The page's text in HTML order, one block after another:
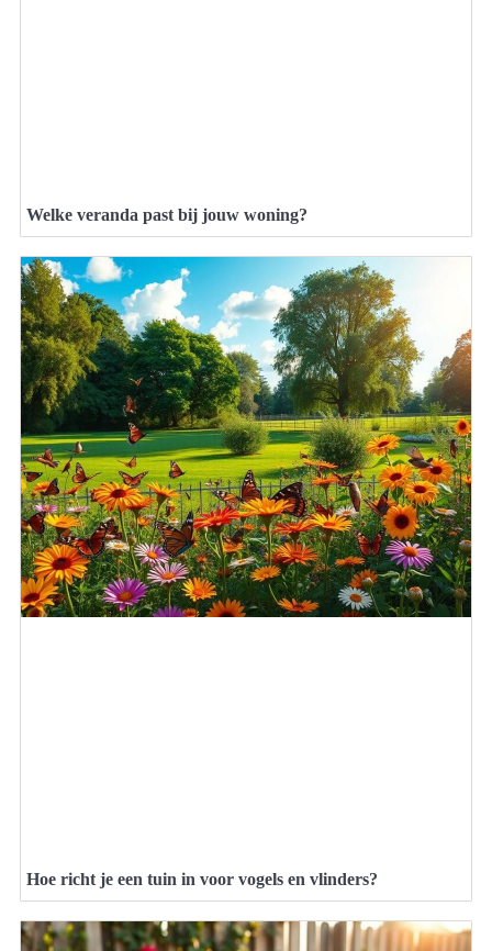
Welke veranda past bij jouw woning?
Hoe richt je een tuin in voor vogels en vlinders?